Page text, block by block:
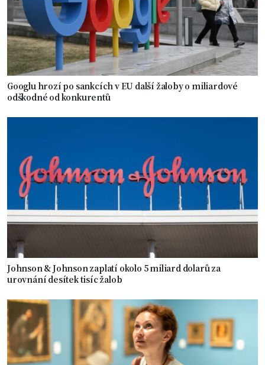
Googlu hrozí po sankcích v EU další žaloby o miliardové
odškodné od konkurentů
Johnson & Johnson zaplatí okolo 5 miliard dolarů za
urovnání desítek tisíc žalob